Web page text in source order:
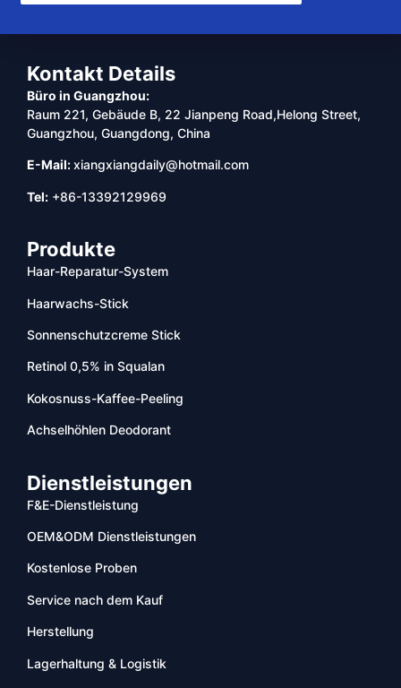
Kontakt Details
Büro in Guangzhou:
Raum 221, Gebäude B, 22 Jianpeng Road,Helong Street,
Guangzhou, Guangdong, China
E-Mail:xiangxiangdaily@hotmail.com
Tel: +86-13392129969
Produkte
Haar-Reparatur-System
Haarwachs-Stick
Sonnenschutzcreme Stick
Retinol 0,5% in Squalan
Kokosnuss-Kaffee-Peeling
Achselhöhlen Deodorant
Dienstleistungen
F&E-Dienstleistung
OEM&ODM Dienstleistungen
Kostenlose Proben
Service nach dem Kauf
Herstellung
Lagerhaltung & Logistik